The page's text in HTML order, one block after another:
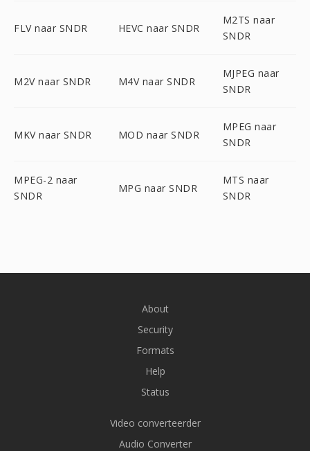
FLV naar SNDR HEVC naar SNDR
M2TS naar
SNDR
M2V naar SNDR M4V naar SNDR
MJPEG naar
SNDR
MKV naar SNDR MOD naar SNDR
MPEG naar
SNDR
MPEG-2 naar
SNDR
MPG naar SNDR
MTS naar
SNDR
About
Security
Formats
Help
Status
Video converteerder
Audio Converter